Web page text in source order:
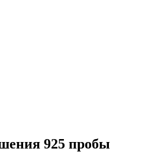
925 пробы